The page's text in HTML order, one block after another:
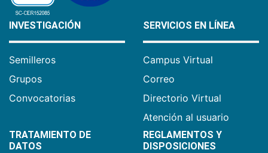
INVESTIGACIÓN
Semilleros
Grupos
Convocatorias
SERVICIOS EN LÍNEA
Campus Virtual
Correo
Directorio Virtual
Atención al usuario
TRATAMIENTO DE
DATOS
REGLAMENTOS Y
DISPOSICIONES